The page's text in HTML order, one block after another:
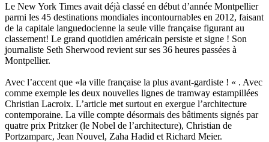
Le New York Times avait déjà classé en début d’année Montpellier
parmi les 45 destinations mondiales incontournables en 2012, faisant
de la capitale languedocienne la seule ville française figurant au
classement! Le grand quotidien américain persiste et signe ! Son
journaliste Seth Sherwood revient sur ses 36 heures passées à
Montpellier.
Avec l’accent que «la ville française la plus avant-gardiste ! « . Avec
comme exemple les deux nouvelles lignes de tramway estampillées
Christian Lacroix. L’article met surtout en exergue l’architecture
contemporaine. La ville compte désormais des bâtiments signés par
quatre prix Pritzker (le Nobel de l’architecture), Christian de
Portzamparc, Jean Nouvel, Zaha Hadid et Richard Meier.